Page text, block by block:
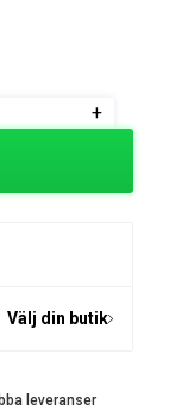
+
Välj din butik
leveranser